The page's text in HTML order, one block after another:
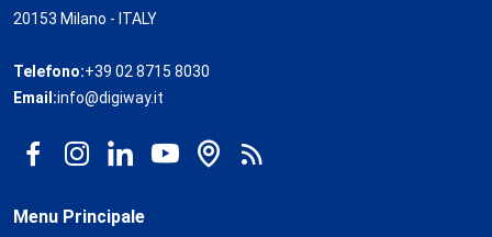
20153 Milano - ITALY
Telefono:+39 02 8715 8030
Email:info@digiway.it
Menu Principale